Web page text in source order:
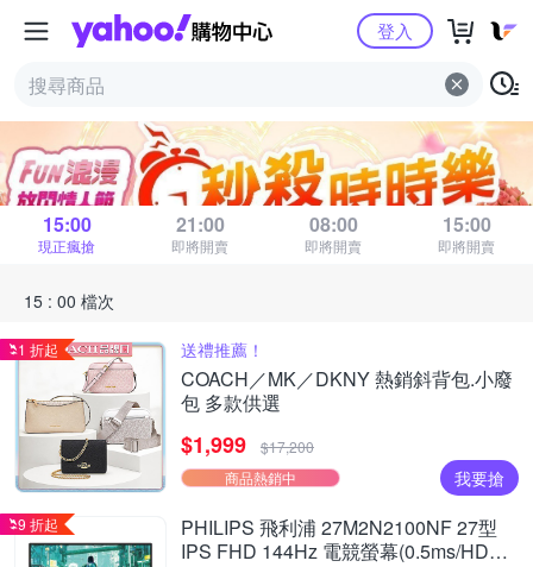
Yahoo購物中心
登入
秒殺時時樂
距 15 : 00 場結束
15:00
現正瘋搶
21:00
即將開賣
08:00
即將開賣
15:00
即將開賣
15 : 00 檔次
1 折起 送禮推薦！
COACH／MK／DKNY 熱銷斜背包.小廢
包 多款供選
$1,999
$17,200
商品熱銷中
我要搶
9 折起
PHILIPS 飛利浦 27M2N2100NF 27型
IPS FHD 144Hz 電競螢幕(0.5ms/HDMI/